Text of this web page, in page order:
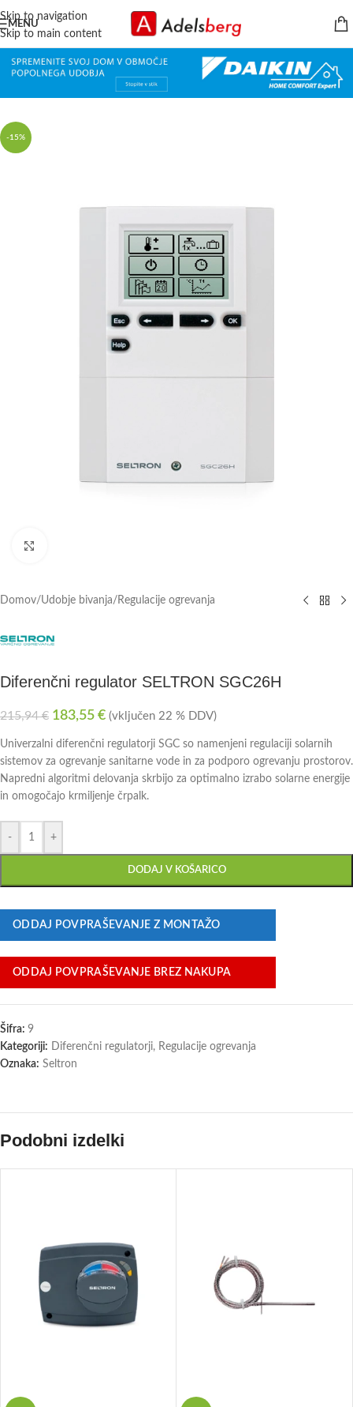
Skip to navigation
Skip to main content
MENU
-15%
Domov/Udobje bivanja/ Regulacije ogrevanja
Diferenčni regulator SELTRON SGC26H
215,94€ 183,55 € (vključen 22 % DDV)
Univerzalni diferenčni regulatorji SGC so namenjeni regulaciji solarnih
sistemov za ogrevanje sanitarne vode in za podporo ogrevanju prostorov.
Napredni algoritmi delovanja skrbijo za optimalno izrabo solarne energije
in omogočajo krmiljenje črpalk.
- +
DODAJ V KOŠARICO
ODDAJ POVPRAŠEVANJE Z MONTAŽO
ODDAJ POVPRAŠEVANJE BREZ NAKUPA
Šifra: 9
Kategoriji: Diferenčni regulatorji, Regulacije ogrevanja
Oznaka: Seltron
Podobni izdelki